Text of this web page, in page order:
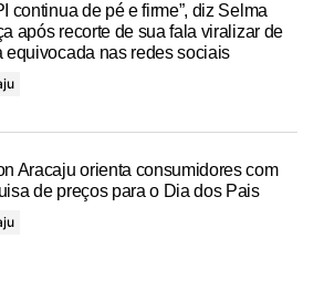
continua de pé e firme”, diz Selma
após recorte de sua fala viralizar de
equivocada nas redes sociais
Aracaju orienta consumidores com
de preços para o Dia dos Pais